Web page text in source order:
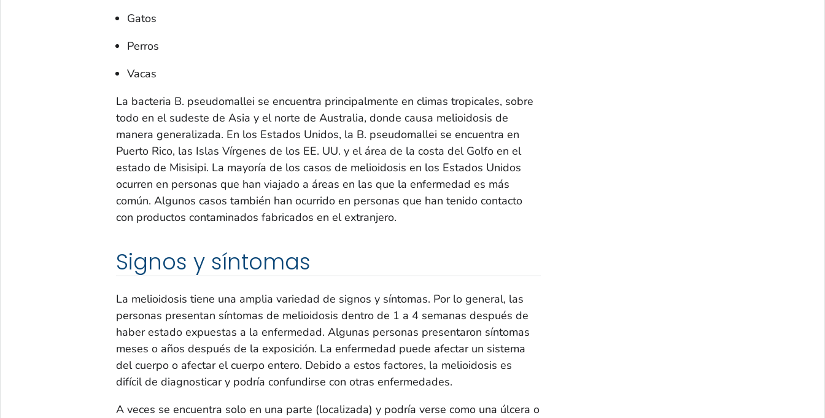
Gatos
Perros
Vacas
La bacteria B. pseudomallei se encuentra principalmente en climas tropicales, sobre
todo en el sudeste de Asia y el norte de Australia, donde causa melioidosis de
manera generalizada. En los Estados Unidos, la B. pseudomallei se encuentra en
Puerto Rico, las Islas Vírgenes de los EE. UU. y el área de la costa del Golfo en el
estado de Misisipi. La mayoría de los casos de melioidosis en los Estados Unidos
ocurren en personas que han viajado a áreas en las que la enfermedad es más
común. Algunos casos también han ocurrido en personas que han tenido contacto
con productos contaminados fabricados en el extranjero.
Signos y síntomas
La melioidosis tiene una amplia variedad de signos y síntomas. Por lo general, las
personas presentan síntomas de melioidosis dentro de 1 a 4 semanas después de
haber estado expuestas a la enfermedad. Algunas personas presentaron síntomas
meses o años después de la exposición. La enfermedad puede afectar un sistema
del cuerpo o afectar el cuerpo entero. Debido a estos factores, la melioidosis es
difícil de diagnosticar y podría confundirse con otras enfermedades.
A veces se encuentra solo en una parte (localizada) y podría verse como una úlcera o